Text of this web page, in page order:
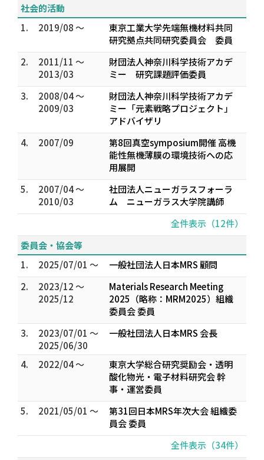
社会的活動
1.
2019/08 ～
東京工業大学先端無機材料共同
研究拠点共同研究委員会 委員
2.
2011/11 ～
2013/03
財団法人神奈川科学技術アカデ
ミー 研究課題評価委員
3.
2008/04 ～
2009/03
財団法人神奈川科学技術アカデ
ミー「元素戦略プロジェクト」
アドバイザリ
4.
2007/09
第8回真空symposium開催 高機
能性無機薄膜の環境技術への応
用展開
5.
2007/04 ～
2010/03
社団法人ニューガラスフォーラ
ム ニューガラス大学院講師
全件表示（12件）
委員会・協会等
1.
2025/07/01 ～
一般社団法人日本MRS 顧問
2.
2023/12 ～
2025/12
Materials Research Meeting
2025（略称：MRM2025）組織
委員会 委員
3.
2023/07/01 ～
2025/06/30
一般社団法人日本MRS 会長
4. 2022/04 ～
東京大学総合研究奨励会・透明
酸化物光・電子材料研究会 幹
事・運営委員
5.
2021/05/01 ～
第31回日本MRS年次大会 組織委
員会 委員
全件表示（34件）